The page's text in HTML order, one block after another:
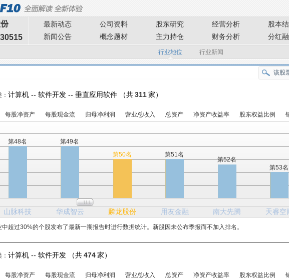
最新动态 公司资料 股东研究 经营分析 股本
新闻公告
概念题材 主力持仓 财务分析 分红
行业地位 行业新闻
计算机 -- 软件开发 -- 垂直应用软件 （共311家）
每股净资产 每股现金流 归母净利润 营业总收入 总资产 净资产收益率 股东权益比例
山脉科技 华成智云 麟龙股份 用友金融 南大先腾 天睿空
第48名
第49名
第50名
第51名
第52名
第53名
超过30%的个股发布了最新一期报告时进行数据统计。新股因未公布季报而不加入排名。
计算机 -- 软件开发 （共474家）
每股净资产 每股现金流 归母净利润 营业总收入 总资产 净资产收益率 股东权益比例